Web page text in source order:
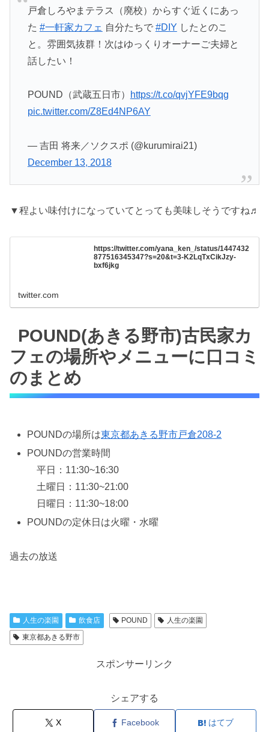
戸倉しろやまテラス（廃校）からすぐ近くにあっ
た #一軒家カフェ 自分たちで #DIY したとのこ
と。雰囲気抜群！次はゆっくりオーナーご夫婦と
話したい！
POUND（武蔵五日市）
https://t.co/qvjYFE9bqg
pic.twitter.com/Z8Ed4NP6AY
— 吉田 将来／ソクスポ (@kurumirai21)
December 13, 2018
▼程よい味付けになっていてとっても美味しそうですね♬
https://twitter.com/yana_ken_/status/1447432
877516345347?s=20&t=3-K2LqTxCikJzy-
bxf6jkg
twitter.com
POUND(あきる野市)古民家カ
フェの場所やメニューに口コミ
のまとめ
POUNDの場所は東京都あきる野市戸倉208-2
POUNDの営業時間
平日：11:30~16:30
土曜日：11:30~21:00
日曜日：11:30~18:00
POUNDの定休日は火曜・水曜
過去の放送
人生の楽園 飲食店 POUND
人生の楽園
東京都あきる野市
スポンサーリンク
シェアする
X Facebook はてブ